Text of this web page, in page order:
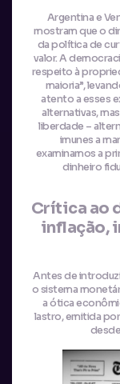
Argentina e
mostram que o
da política de
valor. A
respeito à
maioria”,
atento a esses
alternativas,
liberdade –
imunes a
examinamos a
dinheiro
Crítica ao
inflação,
Antes de
o sistema
a ótica
lastro, emitida